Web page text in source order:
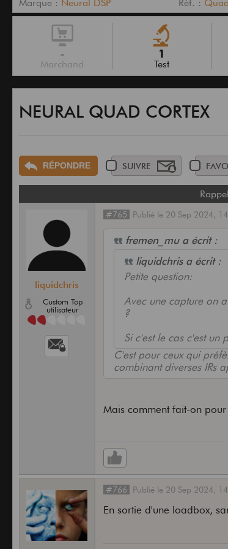
Marque : Neural DSP Réf. :
-
Marchand
1
Test
NEURAL QUAD CORTEX
RÉPONDRE SUIVRE
liquidchris
Custom Top
utilisateur
#765 Publié le 20 Sep 2024,
fremen_mu a écrit :
liquidchris a écrit :
Petite question:
Avec une capture on
?
Si c'est le cas c'est un
C'est pour ceux qui
combinant diverses IRs
Mais comment fait-on
#766 Publié le 20 Sep 2024,
En sortie d'une loadbox,